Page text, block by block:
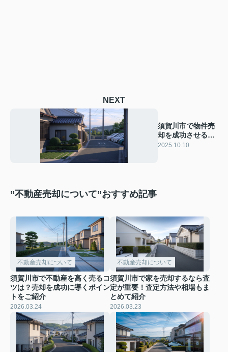
NEXT
須賀川市で物件売
却を成功させるに
は？相場や準備の
2025.10.10
”不動産売却について”おすすめ記事
不動産売却について
須賀川市で不動産を高く売るコ
ツは？売却を成功に導くポイン
トをご紹介
2026.03.24
不動産売却について
須賀川市で家を売却するなら査
定が重要！査定方法や相場もま
とめて紹介
2026.03.23